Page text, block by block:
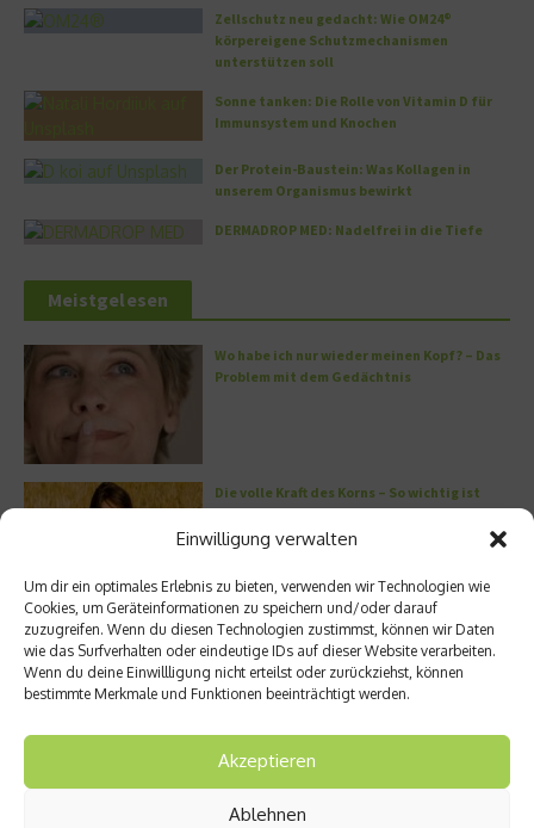
Einwilligung verwalten
Um dir ein optimales Erlebnis zu bieten, verwenden wir Technologien wie
Cookies, um Geräteinformationen zu speichern und/oder darauf
zuzugreifen. Wenn du diesen Technologien zustimmst, können wir Daten
wie das Surfverhalten oder eindeutige IDs auf dieser Website verarbeiten.
Wenn du deine Einwillligung nicht erteilst oder zurückziehst, können
bestimmte Merkmale und Funktionen beeinträchtigt werden.
Akzeptieren
Ablehnen
Zellschutz neu gedacht: Wie OM24®
körpereigene Schutzmechanismen
unterstützen soll
Sonne tanken: Die Rolle von Vitamin D für
Immunsystem und Knochen
Der Protein-Baustein: Was Kollagen in
unserem Organismus bewirkt
DERMADROP MED: Nadelfrei in die Tiefe
Meistgelesen
Wo habe ich nur wieder meinen Kopf? – Das
Problem mit dem Gedächtnis
Die volle Kraft des Korns – So wichtig ist
Getreide
Entzündung der Nebenhöhlen: Symptome
und verschiedene Formen
Welches Ashwagandha sollte ich kaufen?